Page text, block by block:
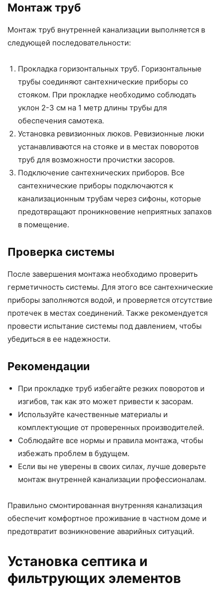
Монтаж труб
Монтаж труб внутренней канализации выполняется в
следующей последовательности:
Прокладка горизонтальных труб. Горизонтальные
трубы соединяют сантехнические приборы со
стояком. При прокладке необходимо соблюдать
уклон 2-3 см на 1 метр длины трубы для
обеспечения самотека.
Установка ревизионных люков. Ревизионные люки
устанавливаются на стояке и в местах поворотов
труб для возможности прочистки засоров.
Подключение сантехнических приборов. Все
сантехнические приборы подключаются к
канализационным трубам через сифоны, которые
предотвращают проникновение неприятных запахов
в помещение.
Проверка системы
После завершения монтажа необходимо проверить
герметичность системы. Для этого все сантехнические
приборы заполняются водой, и проверяется отсутствие
протечек в местах соединений. Также рекомендуется
провести испытание системы под давлением, чтобы
убедиться в ее надежности.
Рекомендации
При прокладке труб избегайте резких поворотов и
изгибов, так как это может привести к засорам.
Используйте качественные материалы и
комплектующие от проверенных производителей.
Соблюдайте все нормы и правила монтажа, чтобы
избежать проблем в будущем.
Если вы не уверены в своих силах, лучше доверьте
монтаж внутренней канализации профессионалам.
Правильно смонтированная внутренняя канализация
обеспечит комфортное проживание в частном доме и
предотвратит возникновение аварийных ситуаций.
Установка септика и
фильтрующих элементов